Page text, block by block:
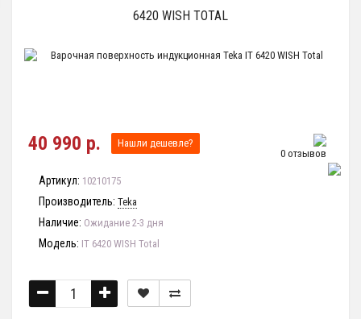
6420 WISH TOTAL
0 отзывов
40 990 р. Нашли дешевле?
Артикул: 10210175
Производитель: Teka
Наличие: Ожидание 2-3 дня
Модель: IT 6420 WISH Total